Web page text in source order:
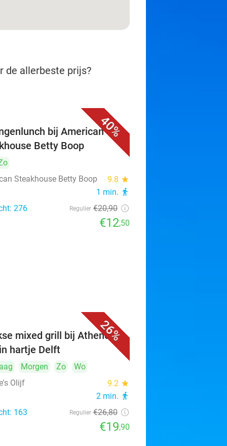
de allerbeste prijs?
40%
bij American
Betty Boop
Steakhouse Betty Boop
9.8 star
1 min. directions_walk
276 Regulier €20,90
€12,50
26%
mixed grill bij Athene's
hartje Delft
Morgen Zo
Wo
Olijf
9.2 star
2 min. directions_walk
163 Regulier €26,80
€19,90